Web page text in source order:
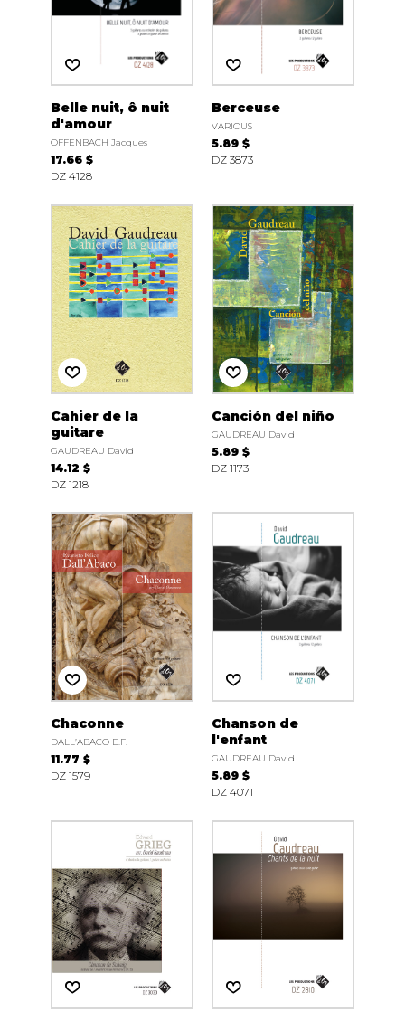
Belle nuit, ô nuit
d'amour
OFFENBACH Jacques
17.66 $
DZ 4128
Berceuse
VARIOUS
5.89 $
DZ 3873
Cahier de la
guitare
GAUDREAU David
14.12 $
DZ 1218
Canción del niño
GAUDREAU David
5.89 $
DZ 1173
Chaconne
DALL’ABACO E.F.
11.77 $
DZ 1579
Chanson de
l'enfant
GAUDREAU David
5.89 $
DZ 4071